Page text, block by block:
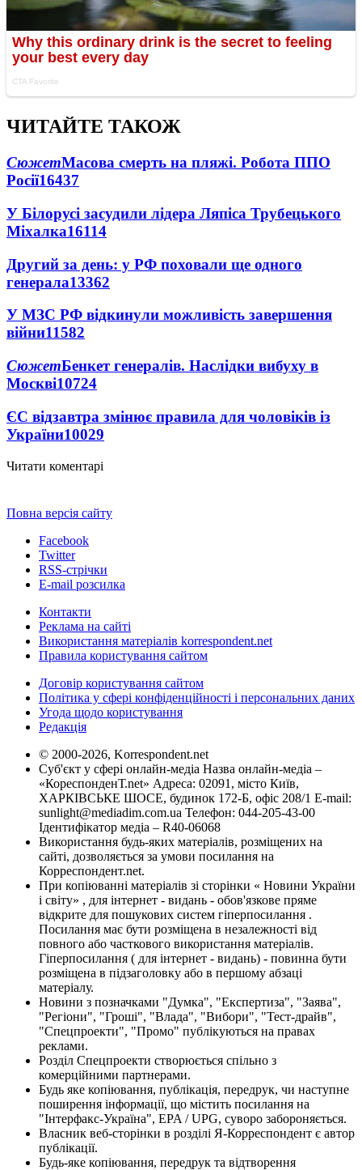
ЧИТАЙТЕ ТАКОЖ
СюжетМасова смерть на пляжі. Робота ППО
Росії16437
У Білорусі засудили лідера Ляпіса Трубецького
Міхалка16114
Другий за день: у РФ поховали ще одного
генерала13362
У МЗС РФ відкинули можливість завершення
війни11582
СюжетБенкет генералів. Наслідки вибуху в
Москві10724
ЄС відзавтра змінює правила для чоловіків із
України10029
Читати коментарі
Повна версія сайту
Facebook
Twitter
RSS-стрічки
E-mail розсилка
Контакти
Реклама на сайті
Використання матеріалів korrespondent.net
Правила користування сайтом
Договір користування сайтом
Політика у сфері конфіденційності і персональних даних
Угода щодо користування
Редакція
© 2000-2026, Korrespondent.net
Суб'єкт у сфері онлайн-медіа Назва онлайн-медіа –
«КореспонденТ.net» Адреса: 02091, місто Київ,
ХАРКІВСЬКЕ ШОСЕ, будинок 172-Б, офіс 208/1 E-mail:
sunlight@mediadim.com.ua Телефон: 044-205-43-00
Ідентифікатор медіа – R40-06068
Використання будь-яких матеріалів, розміщених на
сайті, дозволяється за умови посилання на
Корреспондент.net.
При копіюванні матеріалів зі сторінки « Новини України
і світу» , для інтернет - видань - обов'язкове пряме
відкрите для пошукових систем гіперпосилання .
Посилання має бути розміщена в незалежності від
повного або часткового використання матеріалів.
Гіперпосилання ( для інтернет - видань) - повинна бути
розміщена в підзаголовку або в першому абзаці
матеріалу.
Новини з позначками "Думка", "Експертиза", "Заява",
"Регіони", "Гроші", "Влада", "Вибори", "Тест-драйв",
"Спецпроекти", "Промо" публікуються на правах
реклами.
Розділ Спецпроекти створюється спільно з
комерційними партнерами.
Будь яке копіювання, публікація, передрук, чи наступне
поширення інформації, що містить посилання на
"Інтерфакс-Україна", EPA / UPG, суворо забороняється.
Власник веб-сторінки в розділі Я-Корреспондент є автор
публікації.
Будь-яке копіювання, передрук та відтворення